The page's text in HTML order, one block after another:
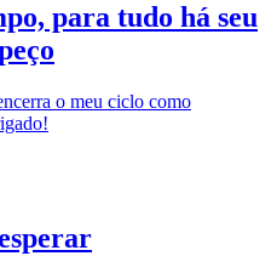
para tudo há seu
o meu ciclo como